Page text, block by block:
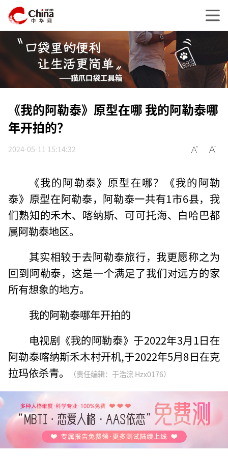
《我的阿勒泰》原型在哪 我的阿勒泰哪
年开拍的？
2024-05-11 15:14:32
《我的阿勒泰》原型在哪？《我的阿勒
泰》原型在阿勒泰，阿勒泰一共有1市6县，我
们熟知的禾木、喀纳斯、可可托海、白哈巴都
属阿勒泰地区。
其实相较于去阿勒泰旅行，我更愿称之为
回到阿勒泰，这是一个满足了我们对远方的家
所有想象的地方。
我的阿勒泰哪年开拍的
电视剧《我的阿勒泰》于2022年3月1日在
阿勒泰喀纳斯禾木村开机,于2022年5月8日在克
拉玛依杀青。
（责任编辑：于浩淙 Hzx0176）